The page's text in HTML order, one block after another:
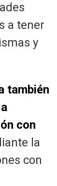
a tener
y
también
con
la
con